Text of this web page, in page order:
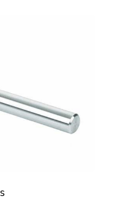
NA
INDÚSTRIA